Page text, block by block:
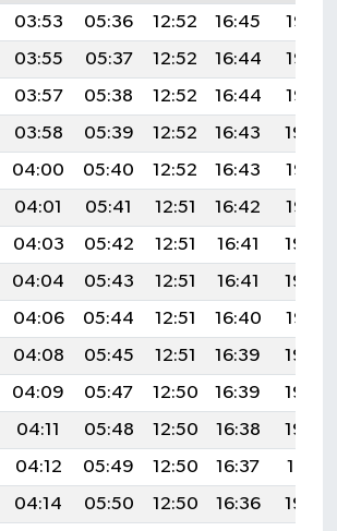
03:53 05:36 12:52 16:45
19:58
03:55 05:37 12:52 16:44
19:57
03:57 05:38 12:52 16:44
19:56
03:58 05:39 12:52 16:43
19:54
04:00 05:40 12:52 16:43
19:53
04:01 05:41 12:51 16:42
19:52
04:03 05:42 12:51 16:41
19:50
04:04 05:43 12:51 16:41
19:49
04:06 05:44 12:51 16:40
19:47
04:08 05:45 12:51 16:39
19:46
04:09 05:47 12:50 16:39
19:44
04:11 05:48 12:50 16:38
19:43
04:12 05:49 12:50 16:37
19:41
04:14 05:50 12:50 16:36
19:40